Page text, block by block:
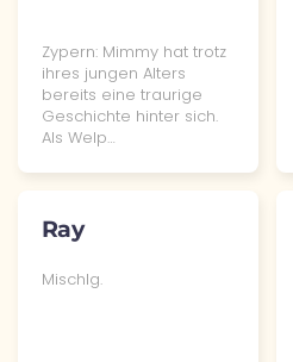
Zypern: Mimmy hat trotz
ihres jungen Alters
bereits eine traurige
Geschichte hinter sich.
Als Welp…
Ray
Mischlg.